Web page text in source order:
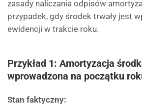
zasady naliczania odpisów
przypadek, gdy środek trwały jest
ewidencji w trakcie roku.
Przykład 1: Amortyzacja
wprowadzona na początku
Stan faktyczny: